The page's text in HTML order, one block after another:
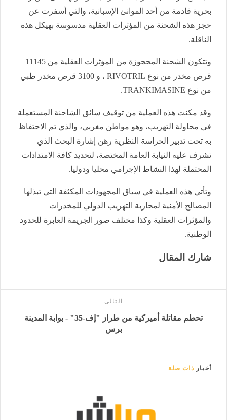
بحرية قادمة من أحد الموانئ الإسبانية، والتي أسفرت عن
حجز هذه الشحنة من المؤثرات العقلية مدسوسة بهيكل هذه
الناقلة.
وتتكون الشحنة المحجوزة من المؤثرات العقلية من 11145
قرص مخدر من نوع RIVOTRIL ، و ⁠3100 قرص مخدر طبي
من نوع TRANKIMASINE.
وقد مكنت هذه العملية من توقيف سائق الشاحنة المستعملة
في محاولة التهريب، وهو مواطن مغربي، والذي تم الاحتفاظ
به تحت تدبير الحراسة النظرية رهن إشارة البحث الذي
تشرف عليه النيابة العامة المختصة، لتحديد كافة الامتدادات
المحتملة لهذا النشاط الإجرامي محليا ودوليا.
وتأتي هذه العملية في سياق المجهودات المكثفة التي تبذلها
المصالح الأمنية لمحاربة التهريب الدولي للمخدرات
والمؤثرات العقلية وكذا مختلف صور الجريمة العابرة للحدود
الوطنية.
شارك المقال
التالى
تحطم مقاتلة أميركية من طراز "إف-35" - بوابة المدينة
برس
أخبار ذات صلة